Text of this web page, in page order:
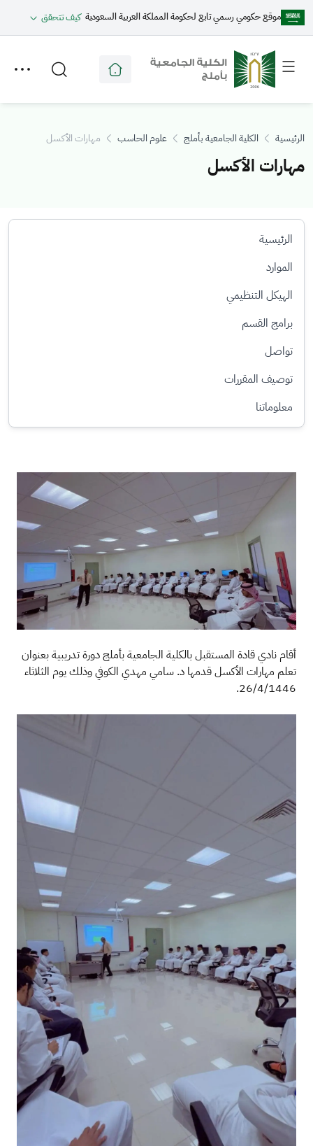
موقع حكومي رسمي تابع لحكومة المملكة العربية السعودية كيف تتحقق
Toggle
menu
Toggle
secondary
menu
الرئيسية الكلية الجامعية بأملج علوم الحاسب مهارات الأكسل
مهارات الأكسل
الرئيسية
الموارد
الهيكل التنظيمي
برامج القسم
تواصل
توصيف المقررات
معلوماتنا
أقام نادي قادة المستقبل بالكلية الجامعية بأملج دورة تدريبية بعنوان
تعلم مهارات الأكسل قدمها د. سامي مهدي الكوفي وذلك يوم الثلاثاء
26/4/1446.